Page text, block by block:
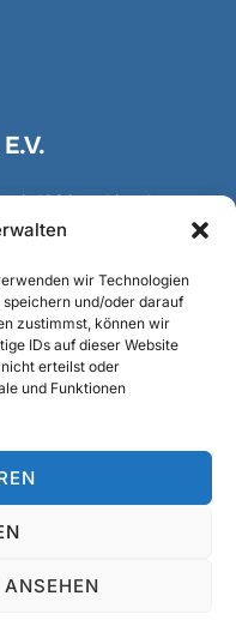
wir Technologien
und/oder darauf
zustimmst, können wir
IDs auf dieser Website
erteilst oder
und Funktionen
1986 und ist als
anerkannt.
SUCHEN
Mallorca e. V.